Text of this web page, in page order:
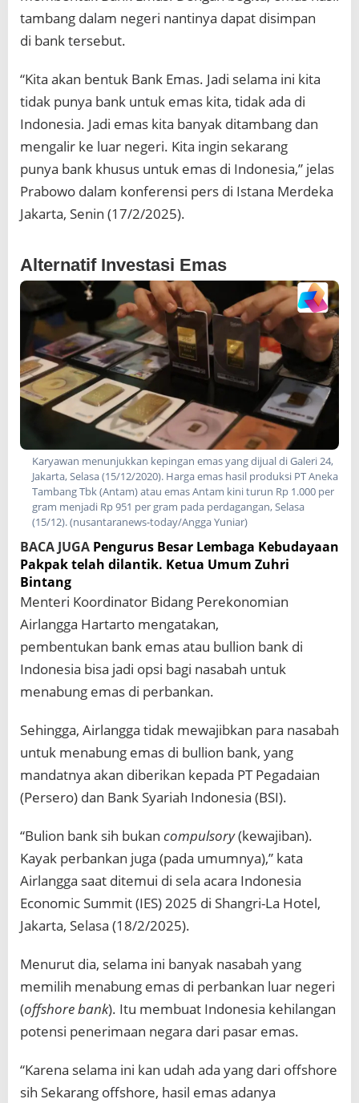
tambang dalam negeri nantinya dapat disimpan
di bank tersebut.
“Kita akan bentuk Bank Emas. Jadi selama ini kita
tidak punya bank untuk emas kita, tidak ada di
Indonesia. Jadi emas kita banyak ditambang dan
mengalir ke luar negeri. Kita ingin sekarang
punya bank khusus untuk emas di Indonesia,” jelas
Prabowo dalam konferensi pers di Istana Merdeka
Jakarta, Senin (17/2/2025).
Alternatif Investasi Emas
Karyawan menunjukkan kepingan emas yang dijual di Galeri 24,
Jakarta, Selasa (15/12/2020). Harga emas hasil produksi PT Aneka
Tambang Tbk (Antam) atau emas Antam kini turun Rp 1.000 per
gram menjadi Rp 951 per gram pada perdagangan, Selasa
(15/12). (nusantaranews-today/Angga Yuniar)
BACA JUGA Pengurus Besar Lembaga Kebudayaan
Pakpak telah dilantik. Ketua Umum Zuhri
Bintang
Menteri Koordinator Bidang Perekonomian
Airlangga Hartarto mengatakan,
pembentukan bank emas atau bullion bank di
Indonesia bisa jadi opsi bagi nasabah untuk
menabung emas di perbankan.
Sehingga, Airlangga tidak mewajibkan para nasabah
untuk menabung emas di bullion bank, yang
mandatnya akan diberikan kepada PT Pegadaian
(Persero) dan Bank Syariah Indonesia (BSI).
“Bulion bank sih bukan compulsory(kewajiban).
Kayak perbankan juga (pada umumnya),” kata
Airlangga saat ditemui di sela acara Indonesia
Economic Summit (IES) 2025 di Shangri-La Hotel,
Jakarta, Selasa (18/2/2025).
Menurut dia, selama ini banyak nasabah yang
memilih menabung emas di perbankan luar negeri
(offshore bank). Itu membuat Indonesia kehilangan
potensi penerimaan negara dari pasar emas.
“Karena selama ini kan udah ada yang dari offshore
sih Sekarang offshore, hasil emas adanya